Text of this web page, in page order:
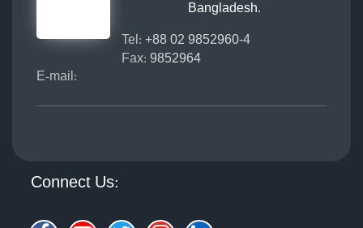
Bangladesh.
Tel: +88 02 9852960-4
Fax: 9852964
E-mail:
Connect Us: